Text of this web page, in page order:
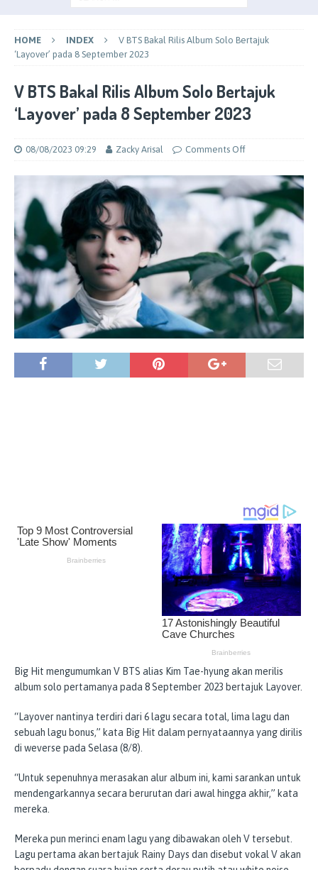
HOME INDEX
V BTS Bakal Rilis Album Solo Bertajuk
‘Layover’ pada 8 September 2023
V BTS Bakal Rilis Album Solo Bertajuk
‘Layover’ pada 8 September 2023
08/08/2023 09:29 Zacky Arisal Comments Off
Big Hit mengumumkan V BTS alias Kim Tae-hyung akan merilis
album solo pertamanya pada 8 September 2023 bertajuk Layover.
“Layover nantinya terdiri dari 6 lagu secara total, lima lagu dan
sebuah lagu bonus,” kata Big Hit dalam pernyataannya yang dirilis
di weverse pada Selasa (8/8).
“Untuk sepenuhnya merasakan alur album ini, kami sarankan untuk
mendengarkannya secara berurutan dari awal hingga akhir,” kata
mereka.
Mereka pun merinci enam lagu yang dibawakan oleh V tersebut.
Lagu pertama akan bertajuk Rainy Days dan disebut vokal V akan